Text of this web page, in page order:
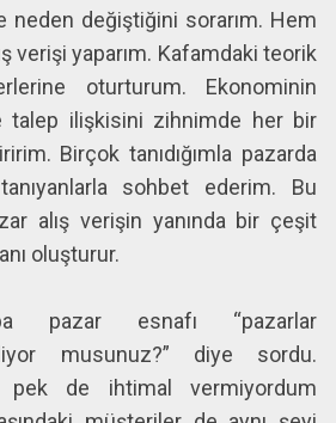
neden değiştiğini sorarım. Hem
verişi yaparım. Kafamdaki teorik
oturturum. Ekonominin
talep ilişkisini zihnimde her bir
Birçok tanıdığımla pazarda
tanıyanlarla sohbet ederim. Bu
alış verişin yanında bir çeşit
oluşturur.
pazar esnafı “pazarlar
musunuz?” diye sordu.
pek de ihtimal vermiyordum